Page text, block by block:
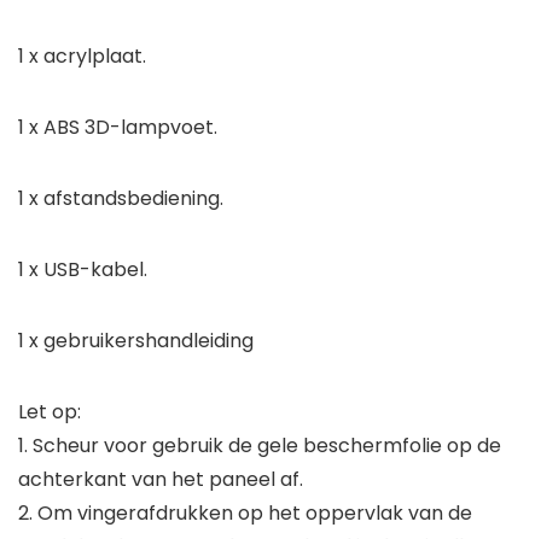
1 x acrylplaat.
1 x ABS 3D-lampvoet.
1 x afstandsbediening.
1 x USB-kabel.
1 x gebruikershandleiding
Let op:
1. Scheur voor gebruik de gele beschermfolie op de
achterkant van het paneel af.
2. Om vingerafdrukken op het oppervlak van de